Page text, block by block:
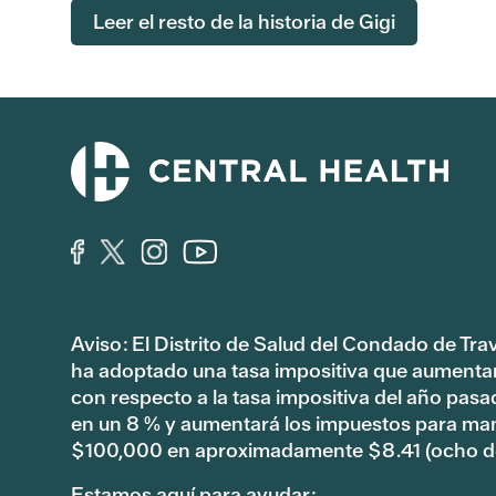
Leer el resto de la historia de Gigi
Aviso: El Distrito de Salud del Condado de
ha adoptado una tasa impositiva que
con respecto a la tasa impositiva del año
en un 8 % y aumentará los impuestos para
$100,000 en aproximadamente $8.41 (ocho